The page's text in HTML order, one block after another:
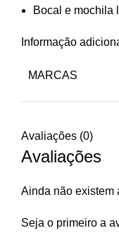
Bocal e mochila
Informação
MARCAS
Avaliações (0)
Avaliações
Ainda não existem
Seja o primeiro a